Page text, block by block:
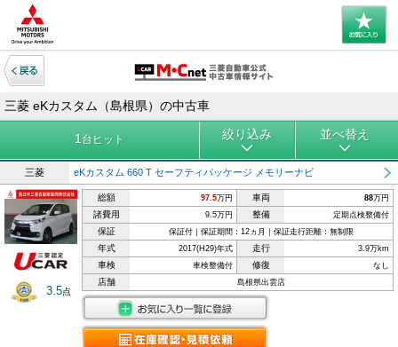
三菱 eKカスタム（島根県）の中古車
1 台ヒット 絞り込み 並べ替え
三菱 eKカスタム 660 T セーフティパッケージ メモリーナビ
3.5点
総額 97.5万円 車両 88万円
諸費用 9.5万円 整備 定期点検整備付
保証 保証付｜保証期間：12ヵ月｜保証走行距離：無制限
年式 2017(H29)年式 走行 3.9万km
車検 車検整備付 修復 なし
店舗 島根県出雲店